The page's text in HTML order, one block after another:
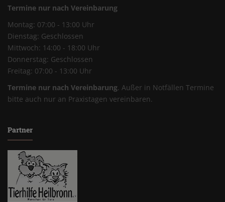
Termine nur nach Vereinbarung
Montag: 07:00 - 13:00 Uhr
Dienstag: Geschlossen
Mittwoch: 14:00 - 18:00 Uhr
Donnerstag: Geschlossen
Freitag: 07:00 - 13:00 Uhr
Termine nur nach Vereinbarung. Außer in Notfällen Termine
bitte auch nur an Praxistagen vereinbaren.
Partner